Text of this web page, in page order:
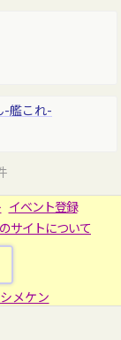
-艦これ-
イベント登録
サイトについて
メケン